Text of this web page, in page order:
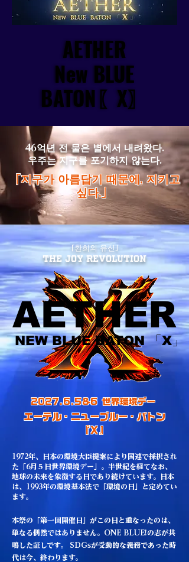
AETHER
New BLUE
BATON〖X〗
AETHER
New BLUE
BATON〖X〗
46억년 전 물은 별에서 내려왔다.
우주는 지구를 포기하지 않는다.
「지구가 아름답기 때문에, 지키고
싶다.」
「환희의 유신」
The JOY REVOLUTION
AETHER
AETHER
NEW BLUE BATON 「X」
NEW BLUE BATON 「X」
2027.6.5&6 世界環境デー
エーテル・ニューブルー・バトン
『Ｘ』
​1972年、日本の環境大臣提案により国連で採択され
た「6月５日世界環境デー」。半世紀を経てなお、
地球の未来を象徴する日であり続けています。日本
は、1993年の環境基本法で「環境の日」と定めてい
ます。
本祭の「第一回開催日」がこの日と重なったのは、
単なる偶然ではありません。ONE BLUE!の志が共
鳴した証しです。 SDGsが受動的な義務であった時
代は今、終わります。